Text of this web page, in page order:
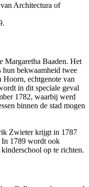
Architectura of
Margaretha Baaden. Het
hun bekwaamheid twee
Hoorn, echtgenote van
in dit speciale geval
1782, waarbij werd
binnen de stad mogen
Zwieter krijgt in 1787
In 1789 wordt ook
op te richten.